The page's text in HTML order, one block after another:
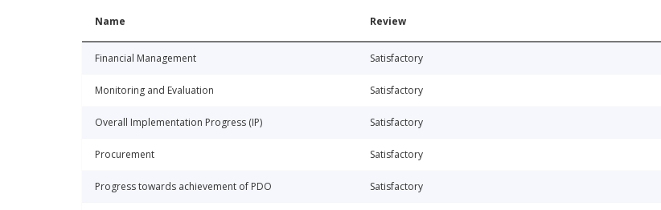
Name Review
Financial Management Satisfactory
Monitoring and Evaluation Satisfactory
Overall Implementation Progress (IP) Satisfactory
Procurement Satisfactory
Progress towards achievement of PDO Satisfactory